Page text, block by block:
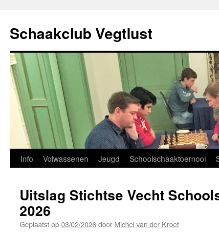
de
inhoud
Schaakclub Vegtlust
Info Volwassenen Jeugd Schoolschaaktoernooi
Uitslag Stichtse Vecht
2026
Geplaatst op03/02/2026door Michel van der Kroef